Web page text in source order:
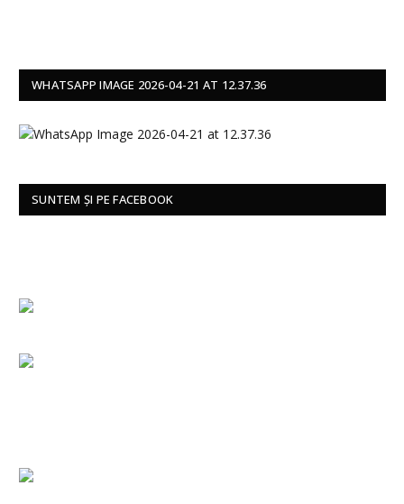
WHATSAPP IMAGE 2026-04-21 AT 12.37.36
SUNTEM ȘI PE FACEBOOK